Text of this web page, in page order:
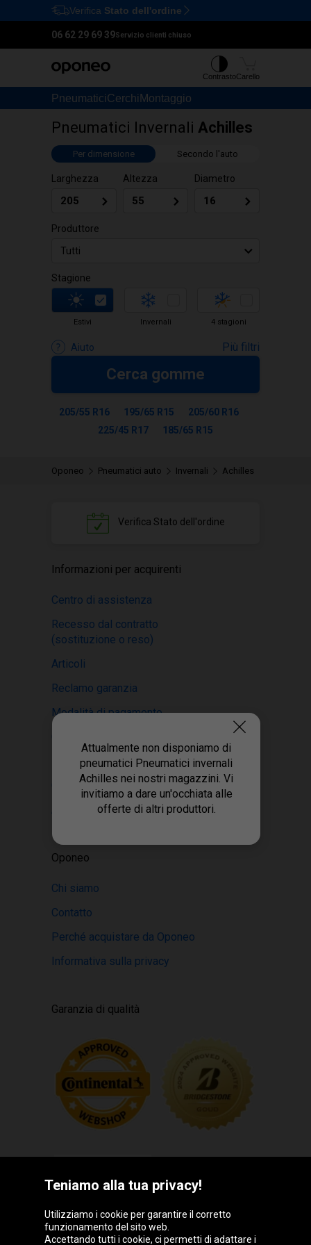
Ctrl M
Verifica Stato dell'ordine
06 62 29 69 39Servizio clienti chiuso
PneumaticiCerchi Montaggio
ContrastoCarello
Pneumatici Invernali Achilles
Per dimensione Secondo l'auto
Larghezza Altezza Diametro
Produttore
Tutti
Stagione
Estivi Invernali 4 stagioni
Aiuto Più filtri
Cerca gomme
205/55 R16 195/65 R15
205/60 R16
225/45 R17
185/65 R15
Oponeo Pneumatici auto Invernali Achilles
Verifica Stato dell'ordine
Informazioni per acquirenti
Centro di assistenza
Recesso dal contratto
(sostituzione o reso)
Articoli
Reclamo garanzia
Modalità di pagamento
Recensioni sui pneumatici
Centro di montaggio
Accessabilità digitale
Oponeo
Chi siamo
Contatto
Perché acquistare da Oponeo
Informativa sulla privacy
Garanzia di qualità
Gruppo Oponeo
Attualmente non disponiamo di
pneumatici Pneumatici invernali
Achilles nei nostri magazzini. Vi
invitiamo a dare un'occhiata alle
offerte di altri produttori.
Teniamo alla tua privacy!
Utilizziamo i cookie per garantire il corretto
funzionamento del sito web.
Accettando tutti i cookie, ci permetti di adattare i